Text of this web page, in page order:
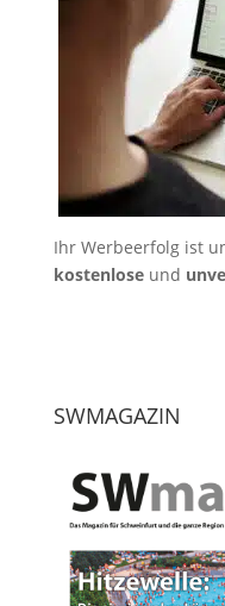
Ihr Werbeerfolg ist
kostenloseund
SWMAGAZIN